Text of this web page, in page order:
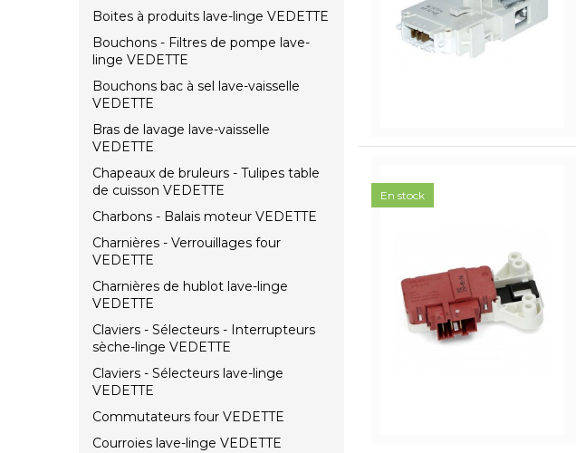
Boites à produits lave-linge VEDETTE
Bouchons - Filtres de pompe lave-
linge VEDETTE
Bouchons bac à sel lave-vaisselle
VEDETTE
Bras de lavage lave-vaisselle
VEDETTE
Chapeaux de bruleurs - Tulipes table
de cuisson VEDETTE
Charbons - Balais moteur VEDETTE
Charnières - Verrouillages four
VEDETTE
Charnières de hublot lave-linge
VEDETTE
Claviers - Sélecteurs - Interrupteurs
sèche-linge VEDETTE
Claviers - Sélecteurs lave-linge
VEDETTE
Commutateurs four VEDETTE
Courroies lave-linge VEDETTE
En stock